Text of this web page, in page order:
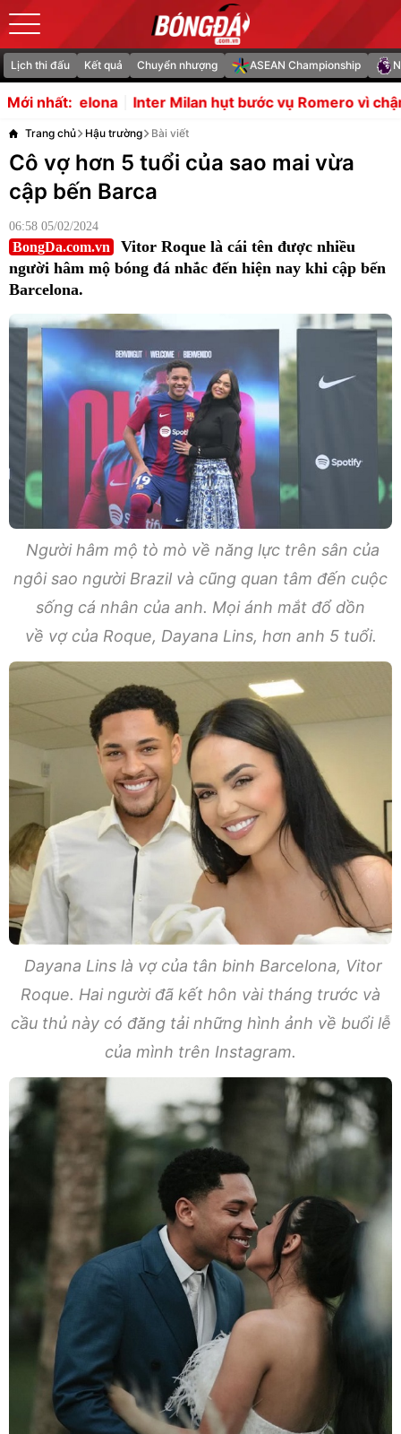
Lịch thi đấu Kết quả Chuyển nhượng ASEAN Championship
Mới nhất:
hụt bước vụ Romero vì chậm trễ bán người Cơ hội
Trang chủ Hậu trường Bài viết
Cô vợ hơn 5 tuổi của sao mai vừa
cập bến Barca
06:58 05/02/2024
BongDa.com.vn
Vitor Roque là cái tên được nhiều
người hâm mộ bóng đá nhắc đến hiện nay khi cập bến
Barcelona.
Người hâm mộ tò mò về năng lực trên sân của
ngôi sao người Brazil và cũng quan tâm đến cuộc
sống cá nhân của anh. Mọi ánh mắt đổ dồn
về vợ của Roque, Dayana Lins, hơn anh 5 tuổi.
Dayana Lins là vợ của tân binh Barcelona, Vitor
Roque. Hai người đã kết hôn vài tháng trước và
cầu thủ này có đăng tải những hình ảnh về buổi lễ
của mình trên Instagram.